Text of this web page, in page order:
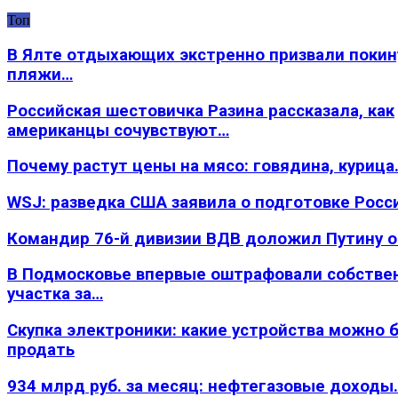
Топ
В Ялте отдыхающих экстренно призвали
пляжи…
Российская шестовичка Разина рассказала, как
американцы сочувствуют…
Почему растут цены на мясо: говядина,
WSJ: разведка США заявила о подготовке
Командир 76-й дивизии ВДВ доложил Путину
В Подмосковье впервые оштрафовали
участка за…
Скупка электроники: какие устройства можно
продать
934 млрд руб. за месяц: нефтегазовые